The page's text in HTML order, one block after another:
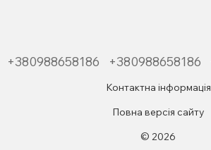
+380988658186 +380988658186
Контактна інформація
Повна версія сайту
© 2026